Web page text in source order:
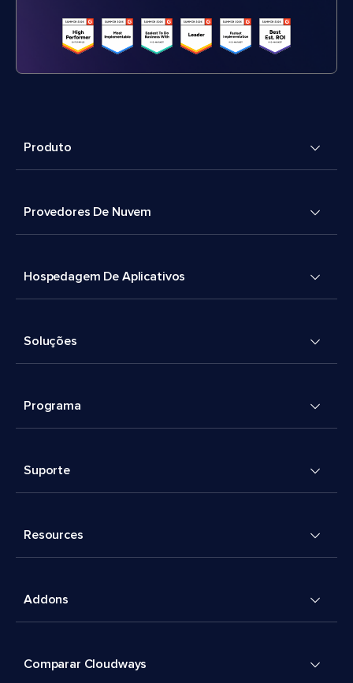
Produto
Provedores De Nuvem
Hospedagem De Aplicativos
Soluções
Programa
Suporte
Resources
Addons
Comparar Cloudways